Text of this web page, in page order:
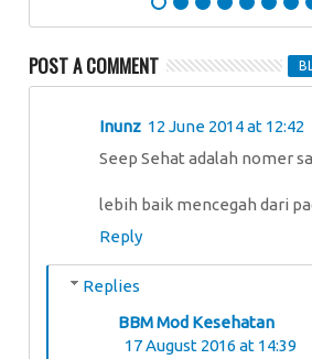
POST A COMMENT
Inunz 12 June 2014 at 12:42
Seep Sehat adalah nomer
lebih baik mencegah dari
Reply
Replies
BBM Mod Kesehatan
17 August 2016 at 14:39